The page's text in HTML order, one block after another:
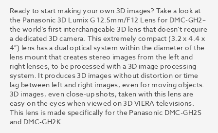
Ready to start making your own 3D images? Take a look at
the Panasonic 3D Lumix G 12.5mm/F12 Lens for DMC-GH2–
the world’s first interchangeable 3D lens that doesn’t require
a dedicated 3D camera. This extremely compact (3.2 x 4.4 x
4″) lens has a dual optical system within the diameter of the
lens mount that creates stereo images from the left and
right lenses, to be processed with a 3D image processing
system. It produces 3D images without distortion or time
lag between left and right images, even for moving objects.
3D images, even close-up shots, taken with this lens are
easy on the eyes when viewed on 3D VIERA televisions.
This lens is made specifically for the Panasonic DMC-GH2S
and DMC-GH2K.